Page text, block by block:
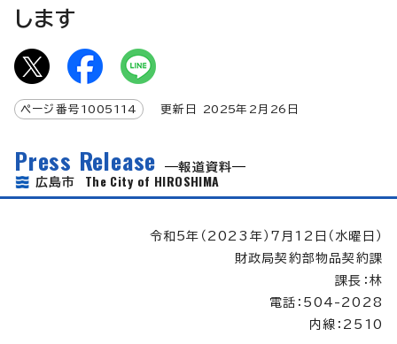
します
ページ番号 1005114 更新日 2025年2月 26 日
Press Release
報道資料
広島市 The City of HIROSHIMA
令和5年（2023年）7月12日（水曜日）
財政局契約部物品契約課
課長：林
電話：504-2028
内線：2510